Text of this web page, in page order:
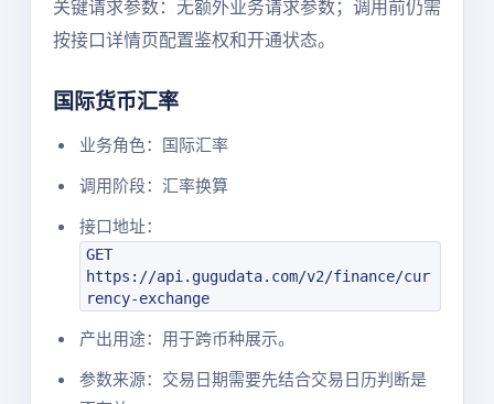
关键请求参数：无额外业务请求参数；调用前仍需
按接口详情页配置鉴权和开通状态。
国际货币汇率
业务角色：国际汇率
调用阶段：汇率换算
接口地址：
GET
https://api.gugudata.com/v2/finance/cur
rency-exchange
产出用途：用于跨币种展示。
参数来源：交易日期需要先结合交易日历判断是